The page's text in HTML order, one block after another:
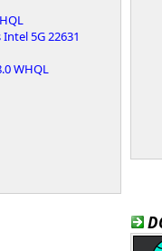
5G 22631
WHQL